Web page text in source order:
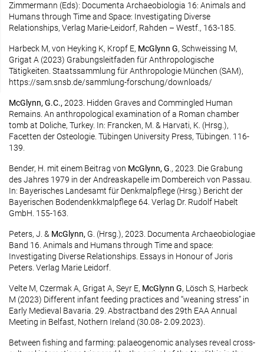
Zimmermann (Eds): Documenta Archaeobiologia 16: Animals and
Humans through Time and Space: Investigating Diverse
Relationships, Verlag Marie-Leidorf, Rahden – Westf., 163-185.
Harbeck M, von Heyking K, Kropf E, McGlynn G, Schweissing M,
Grigat A (2023) Grabungsleitfaden für Anthropologische
Tätigkeiten. Staatssammlung für Anthropologie München (SAM),
https://sam.snsb.de/sammlung-forschung/downloads/
McGlynn, G.C., 2023. Hidden Graves and Commingled Human
Remains. An anthropological examination of a Roman chamber
tomb at Doliche, Turkey. In: Francken, M. & Harvati, K. (Hrsg.),
Facetten der Osteologie. Tübingen University Press, Tübingen. 116-
139.
Bender, H. mit einem Beitrag von McGlynn, G ., 2023. Die Grabung
des Jahres 1979 in der Andreaskapelle im Dombereich von Passau.
In: Bayerisches Landesamt für Denkmalpflege (Hrsg.) Bericht der
Bayerischen Bodendenkkmalpflege 64. Verlag Dr. Rudolf Habelt
GmbH. 155-163.
Peters, J. & McGlynn, G. (Hrsg.), 2023. Documenta Archaeobiologiae
Band 16. Animals and Humans through Time and space:
Investigating Diverse Relationships. Essays in Honour of Joris
Peters. Verlag Marie Leidorf.
Velte M, Czermak A, Grigat A, Seyr E, McGlynn G, Lösch S, Harbeck
M (2023) Different infant feeding practices and “weaning stress” in
Early Medieval Bavaria. 29. Abstractband des 29th EAA Annual
Meeting in Belfast, Nothern Ireland (30.08- 2.09.2023).
Between fishing and farming: palaeogenomic analyses reveal cross-